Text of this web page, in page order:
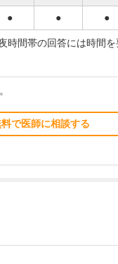
● ● ●
間帯の回答には時間を
で医師に相談する